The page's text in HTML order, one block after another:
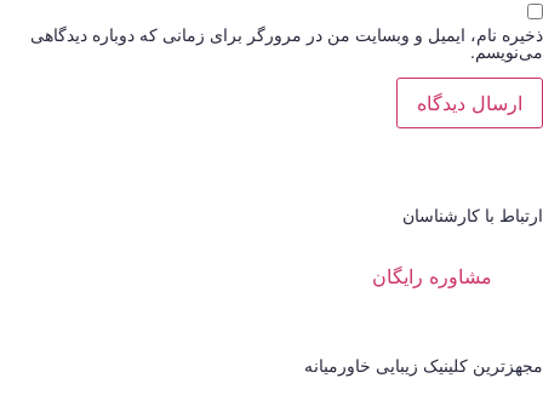
ذخیره نام، ایمیل و وبسایت من در مرورگر برای زمانی که دوباره دیدگاهی
می‌نویسم.
ارتباط با کارشناسان
مشاوره رایگان
مجهزترین کلینیک زیبایی خاورمیانه